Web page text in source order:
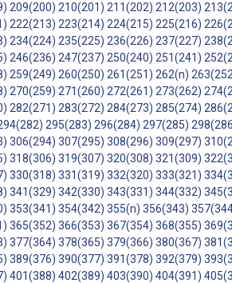
209(200) 210(201) 211(202) 212(203)
222(213) 223(214) 224(215) 225(216)
234(224) 235(225) 236(226) 237(227)
246(236) 247(237) 250(240) 251(241)
259(249) 260(250) 261(251) 262(n)
270(259) 271(260) 272(261) 273(262)
282(271) 283(272) 284(273) 285(274)
295(283) 296(284) 297(285)
306(294) 307(295) 308(296) 309(297)
318(306) 319(307) 320(308) 321(309)
330(318) 331(319) 332(320) 333(321)
341(329) 342(330) 343(331) 344(332)
353(341) 354(342) 355(n) 356(343)
365(352) 366(353) 367(354) 368(355)
377(364) 378(365) 379(366) 380(367)
389(376) 390(377) 391(378) 392(379)
401(388) 402(389) 403(390) 404(391)